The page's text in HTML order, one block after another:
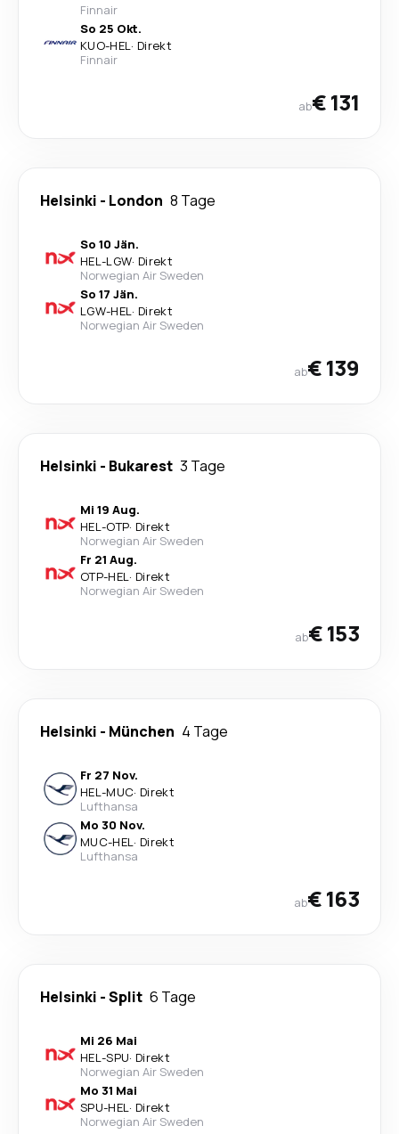
Finnair
So 25 Okt.
KUO-HEL· Direkt
Finnair
ab€ 131
Helsinki - London 8 Tage
So 10 Jän.
HEL-LGW· Direkt
Norwegian Air Sweden
So 17 Jän.
LGW-HEL· Direkt
Norwegian Air Sweden
ab€ 139
Helsinki - Bukarest 3 Tage
Mi 19 Aug.
HEL-OTP· Direkt
Norwegian Air Sweden
Fr 21 Aug.
OTP-HEL· Direkt
Norwegian Air Sweden
ab€ 153
Helsinki - München 4 Tage
Fr 27 Nov.
HEL-MUC· Direkt
Lufthansa
Mo 30 Nov.
MUC-HEL· Direkt
Lufthansa
ab€ 163
Helsinki -Split 6 Tage
Mi 26 Mai
HEL-SPU· Direkt
Norwegian Air Sweden
Mo 31 Mai
SPU-HEL· Direkt
Norwegian Air Sweden